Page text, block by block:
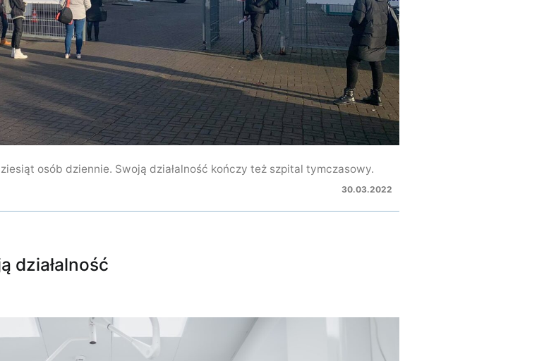
osób dziennie. Swoją działalność kończy też szpital tymczasowy.
30.03.2022
działalność